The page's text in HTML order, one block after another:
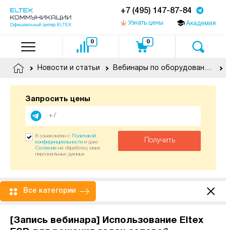
+7 (495) 147-87-84
Узнать цены Академия
0 0
Новости и статьи Вебинары по оборудованию Eltex
Запросить цены
Получить
Я ознакомлен с
Политикой
конфиденциальности и даю
Согласие на обработку моих
персональных данных
Все категории
[Запись вебинара] Использование Eltex